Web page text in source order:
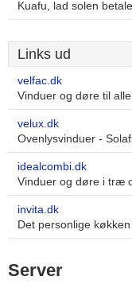
Kuafu, lad solen
Links ud
velfac.dk
Vinduer og døre til
velux.dk
Ovenlysvinduer -
idealcombi.dk
Vinduer og døre i træ
invita.dk
Det personlige
Server